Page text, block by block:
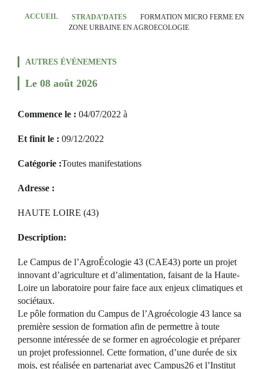
ALTER STRADA
RECHERCHER
ACCUEIL STRADA’DATES
FORMATION MICRO FERME EN
ZONE URBAINE EN AGROECOLOGIE
AUTRES ÉVÉNEMENTS
Le 08 août 2026
Commence le : 04/07/2022 à
Et finit le : 09/12/2022
Catégorie :Toutes manifestations
Adresse :
HAUTE LOIRE (43)
Description:
Le Campus de l’AgroÉcologie 43 (CAE43) porte un projet
innovant d’agriculture et d’alimentation, faisant de la Haute-
Loire un laboratoire pour faire face aux enjeux climatiques et
sociétaux.
Le pôle formation du Campus de l’Agroécologie 43 lance sa
première session de formation afin de permettre à toute
personne intéressée de se former en agroécologie et préparer
un projet professionnel. Cette formation, d’une durée de six
mois, est réalisée en partenariat avec Campus26 et l’Institut